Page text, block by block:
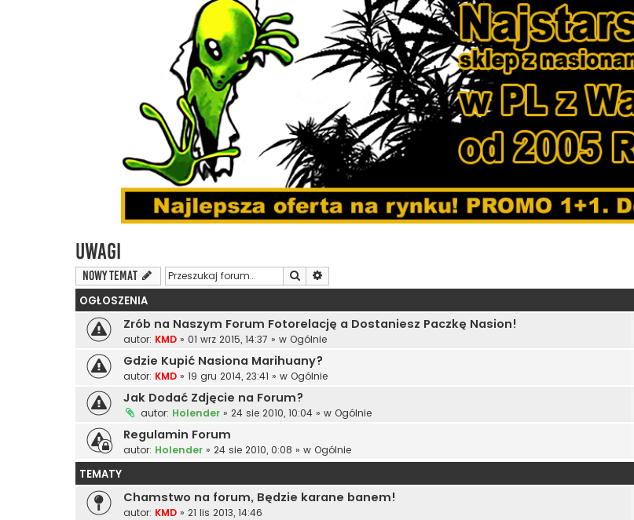
Uwagi
NOWY TEMAT Szukaj
OGŁOSZENIA
Zrób na Naszym Forum Fotorelację a Dostaniesz Paczkę Nasion!
autor: KMD » 01 wrz 2015, 14:37 » w Ogólnie
Gdzie Kupić Nasiona Marihuany?
autor: KMD » 19 gru 2014, 23:41 » w Ogólnie
Jak Dodać Zdjęcie na Forum?
autor: Holender » 24 sie 2010, 10:04 » w Ogólnie
Regulamin Forum
autor: Holender » 24 sie 2010, 0:08 » w Ogólnie
TEMATY
Chamstwo na forum, Będzie karane banem!
autor: KMD » 21 lis 2013, 14:46